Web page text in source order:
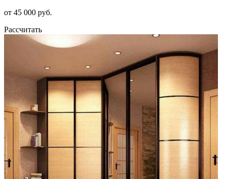
от 45 000 руб.
Рассчитать